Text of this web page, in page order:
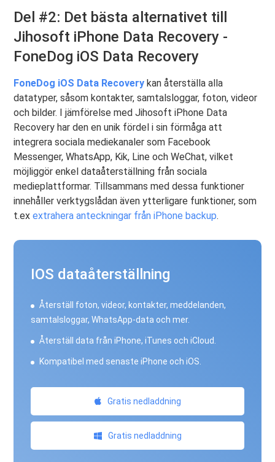
Del #2: Det bästa alternativet till
Jihosoft iPhone Data Recovery -
FoneDog iOS Data Recovery
FoneDog iOS Data Recovery kan återställa alla
datatyper, såsom kontakter, samtalsloggar, foton, videor
och bilder. I jämförelse med Jihosoft iPhone Data
Recovery har den en unik fördel i sin förmåga att
integrera sociala mediekanaler som Facebook
Messenger, WhatsApp, Kik, Line och WeChat, vilket
möjliggör enkel dataåterställning från sociala
medieplattformar. Tillsammans med dessa funktioner
innehåller verktygslådan även ytterligare funktioner, som
t.exextrahera anteckningar från iPhone backup.
IOS dataåterställning
Återställ foton, videor, kontakter, meddelanden,
samtalsloggar, WhatsApp-data och mer.
Återställ data från iPhone, iTunes och iCloud.
Kompatibel med senaste iPhone och iOS.
Gratis nedladdning
Gratis nedladdning